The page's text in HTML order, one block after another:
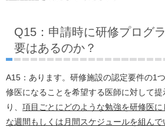
Q15：申請時に研修プログ
要はあるのか？
A15：あります。研修施設の認定要件の1
修医になることを希望する医師に対して
り、 項目ごとにどのような勉強を研修医
な週間もしくは月間スケジュールを組んで